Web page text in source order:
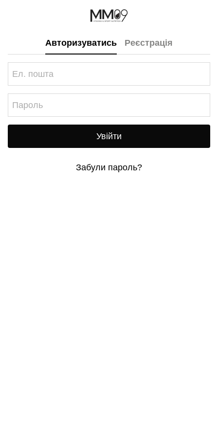
Авторизуватись Реєстрація
Увійти
Забули пароль?